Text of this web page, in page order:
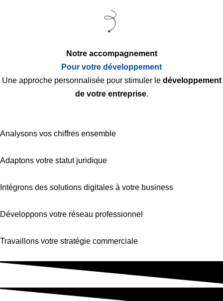
Notre accompagnement
Pour votre développement
Une approche personnalisée pour stimuler le développement
de votre entreprise.
Analysons vos chiffres ensemble
Adaptons votre statut juridique
Intégrons des solutions digitales à votre business
Développons votre réseau professionnel
Travaillons votre stratégie commerciale